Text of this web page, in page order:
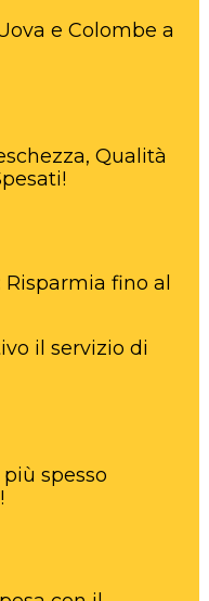
e Colombe a
Qualità
fino al
il servizio di
spesso